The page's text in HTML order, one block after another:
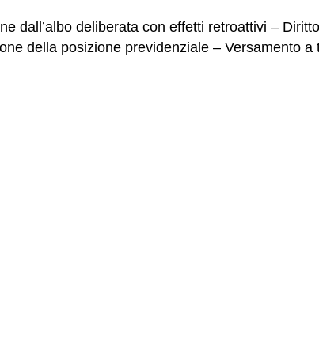
dall’albo deliberata con effetti retroattivi –
della posizione previdenziale – Versamento